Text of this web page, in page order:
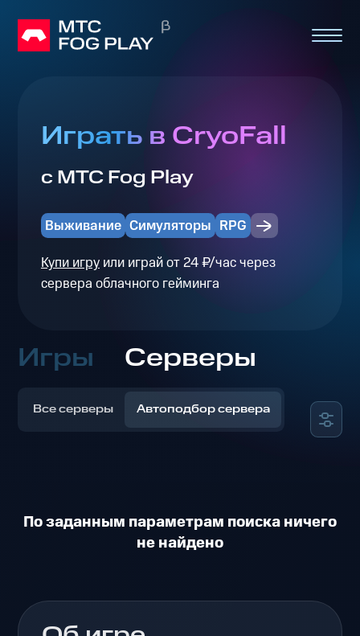
Играть в CryoFall
с МТС Fog Play
Выживание Симуляторы RPG
Купи игруили играй от 24 ₽/час через
сервера облачного гейминга
Игры Серверы
Все серверы Автоподбор сервера
По заданным параметрам поиска ничего
не найдено